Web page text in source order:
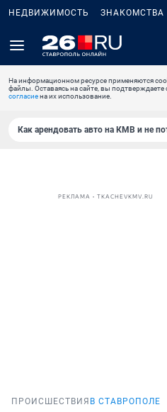
НЕДВИЖИМОСТЬ ЗНАКОМСТВА
На информационном ресурсе применяются
файлы. Оставаясь на сайте, вы подтверждаете
согласиена их использование.
Как арендовать авто на КМВ и не
РЕКЛАМА • TKACHEVKMV.RU
ПРОИСШЕСТВИЯ В СТАВРОПОЛЕ